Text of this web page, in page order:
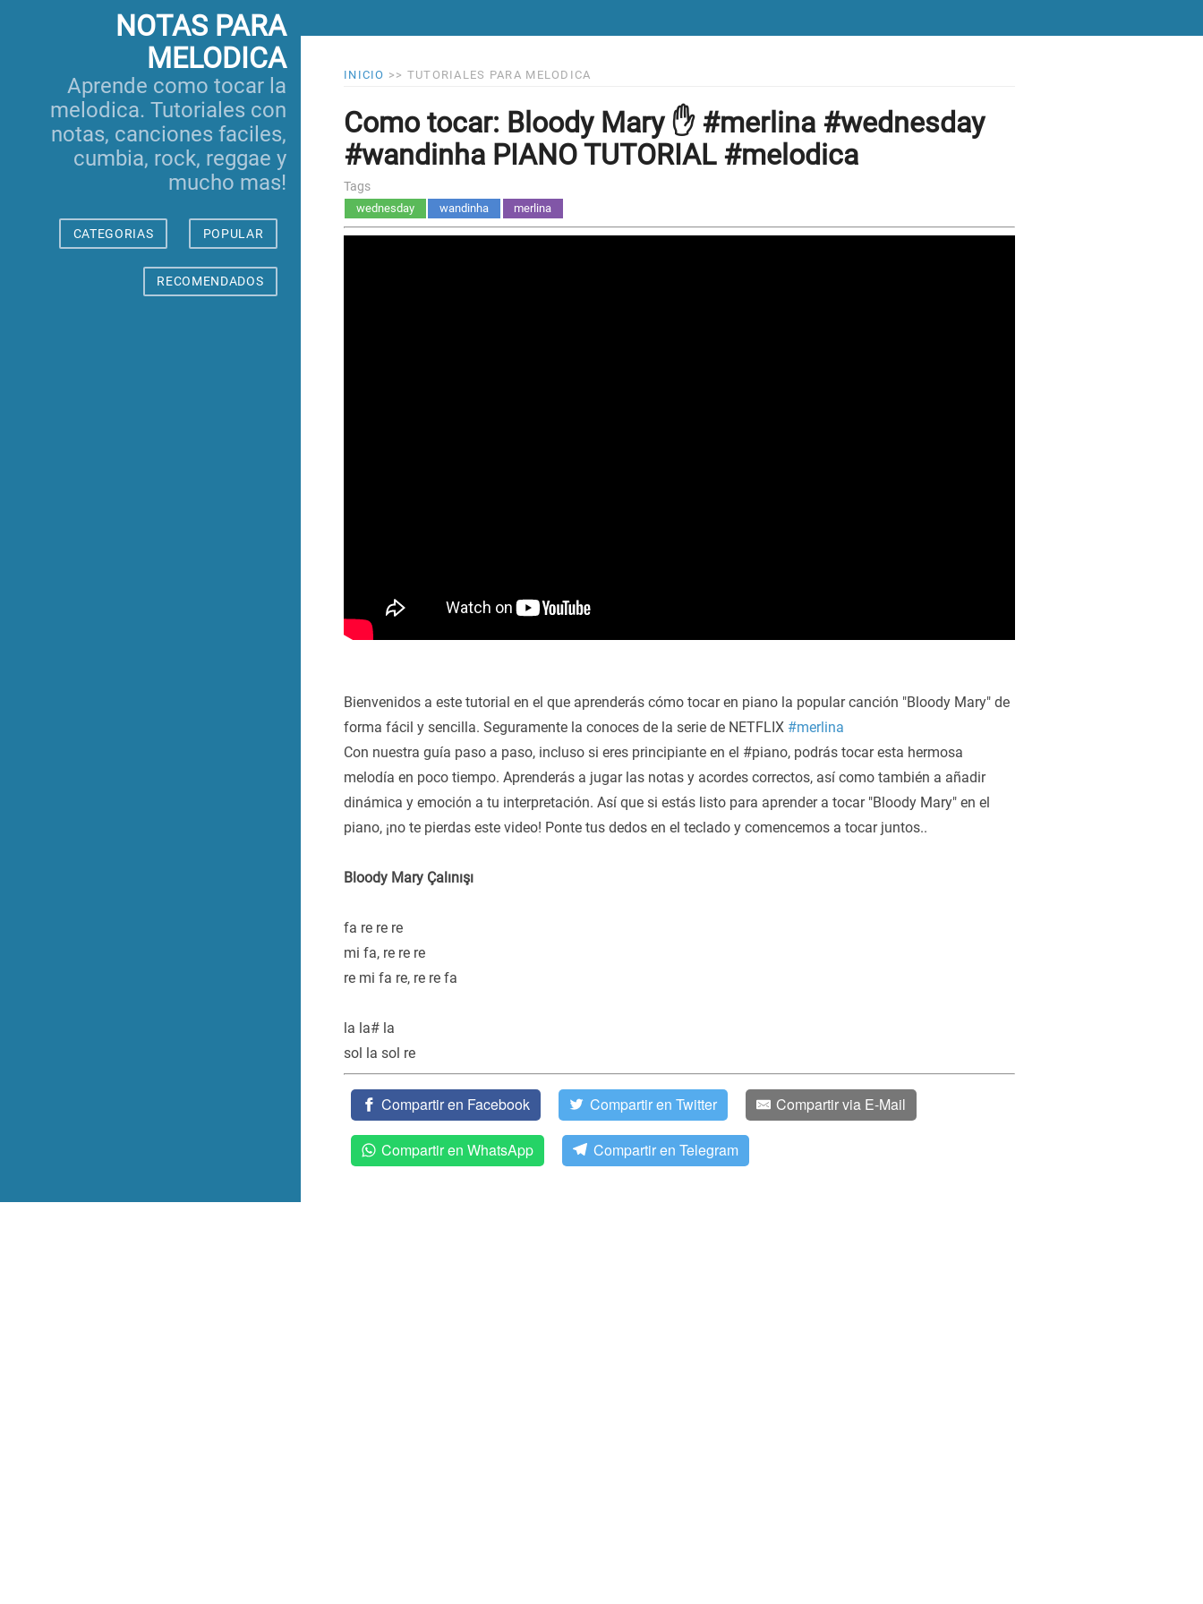
NOTAS PARA
MELODICA
Aprende como tocar la
melodica. Tutoriales con
notas, canciones faciles,
cumbia, rock, reggae y
mucho mas!
CATEGORIAS POPULAR
RECOMENDADOS
INICIO >> TUTORIALES PARA MELODICA
Como tocar: Bloody Mary ✋ #merlina #wednesday
#wandinha PIANO TUTORIAL #melodica
Tags
wednesday wandinha merlina
Bienvenidos a este tutorial en el que aprenderás cómo tocar en piano la popular canción "Bloody Mary" de
forma fácil y sencilla. Seguramente la conoces de la serie de NETFLIX #merlina
Con nuestra guía paso a paso, incluso si eres principiante en el #piano, podrás tocar esta hermosa
melodía en poco tiempo. Aprenderás a jugar las notas y acordes correctos, así como también a añadir
dinámica y emoción a tu interpretación. Así que si estás listo para aprender a tocar "Bloody Mary" en el
piano, ¡no te pierdas este video! Ponte tus dedos en el teclado y comencemos a tocar juntos..
Bloody Mary Çalınışı
fa re re re
mi fa, re re re
re mi fa re, re re fa
la la# la
sol la sol re
Compartir en Facebook Compartir en Twitter Compartir via E-Mail
Compartir en WhatsApp Compartir en Telegram